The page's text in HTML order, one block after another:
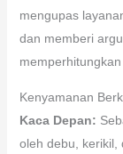
mengupas
dan memberi
memperhitungkan
Kenyamanan
Kaca Depan:
oleh debu, kerikil,